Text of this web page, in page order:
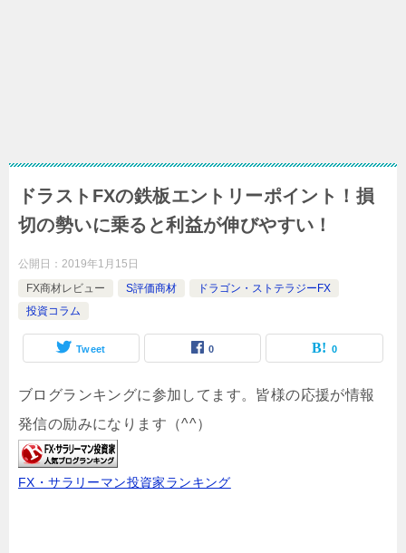
ドラストFXの鉄板エントリーポイント！損
切の勢いに乗ると利益が伸びやすい！
公開日： 2019年1月15日
FX商材レビュー
S評価商材
ドラゴン・ストテラジーFX
投資コラム
Tweet 0 0
ブログランキングに参加してます。皆様の応援が情報
発信の励みになります（^^）
FX・サラリーマン投資家ランキング